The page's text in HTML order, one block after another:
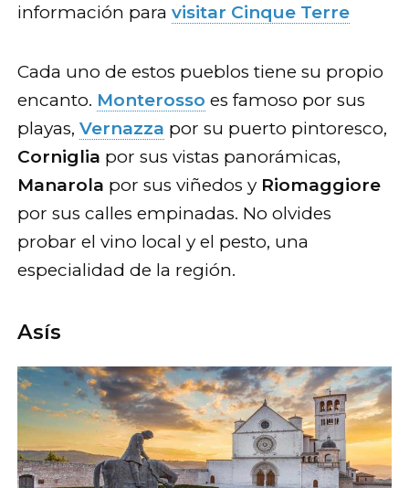
información para visitar Cinque Terre
Cada uno de estos pueblos tiene su propio
encanto. Monterosso es famoso por sus
playas, Vernazza por su puerto pintoresco,
Corniglia por sus vistas panorámicas,
Manarola por sus viñedos y Riomaggiore
por sus calles empinadas. No olvides
probar el vino local y el pesto, una
especialidad de la región.
Asís